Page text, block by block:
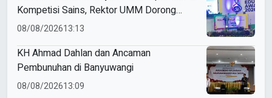
Kompetisi Sains, Rektor UMM Dorong
Coaching Clinic
08/08/202613:13
KH Ahmad Dahlan dan Ancaman
Pembunuhan di Banyuwangi
08/08/202613:09